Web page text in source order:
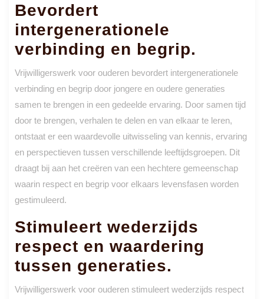
Bevordert
intergenerationele
verbinding en begrip.
Vrijwilligerswerk voor ouderen bevordert intergenerationele
verbinding en begrip door jongere en oudere generaties
samen te brengen in een gedeelde ervaring. Door samen tijd
door te brengen, verhalen te delen en van elkaar te leren,
ontstaat er een waardevolle uitwisseling van kennis, ervaring
en perspectieven tussen verschillende leeftijdsgroepen. Dit
draagt bij aan het creëren van een hechtere gemeenschap
waarin respect en begrip voor elkaars levensfasen worden
gestimuleerd.
Stimuleert wederzijds
respect en waardering
tussen generaties.
Vrijwilligerswerk voor ouderen stimuleert wederzijds respect